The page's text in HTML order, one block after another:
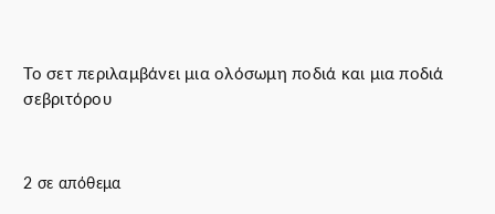
Το σετ περιλαμβάνει μια ολόσωμη ποδιά και μια ποδιά
σεβριτόρου
2 σε απόθεμα